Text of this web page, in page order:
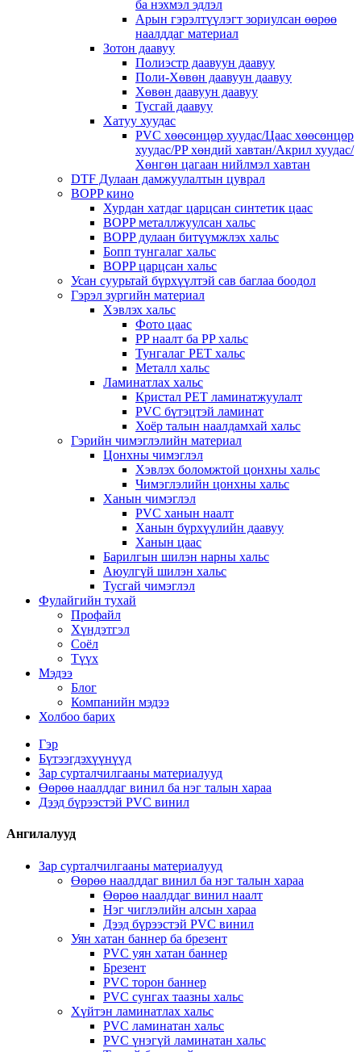
ба нэхмэл эдлэл
Арын гэрэлтүүлэгт зориулсан өөрөө
наалддаг материал
Зотон даавуу
Полиэстр даавуун даавуу
Поли-Хөвөн даавуун даавуу
Хөвөн даавуун даавуу
Тусгай даавуу
Хатуу хуудас
PVC хөөсөнцөр хуудас/Цаас хөөсөнцөр
хуудас/PP хөндий хавтан/Акрил хуудас/
Хөнгөн цагаан нийлмэл хавтан
DTF Дулаан дамжуулалтын цуврал
BOPP кино
Хурдан хатдаг царцсан синтетик цаас
BOPP металлжуулсан хальс
BOPP дулаан битүүмжлэх хальс
Бопп тунгалаг хальс
BOPP царцсан хальс
Усан суурьтай бүрхүүлтэй сав баглаа боодол
Гэрэл зургийн материал
Хэвлэх хальс
Фото цаас
PP наалт ба PP хальс
Тунгалаг PET хальс
Металл хальс
Ламинатлах хальс
Кристал PET ламинатжуулалт
PVC бүтэцтэй ламинат
Хоёр талын наалдамхай хальс
Гэрийн чимэглэлийн материал
Цонхны чимэглэл
Хэвлэх боломжтой цонхны хальс
Чимэглэлийн цонхны хальс
Ханын чимэглэл
PVC ханын наалт
Ханын бүрхүүлийн даавуу
Ханын цаас
Барилгын шилэн нарны хальс
Аюулгүй шилэн хальс
Тусгай чимэглэл
Фулайгийн тухай
Профайл
Хүндэтгэл
Соёл
Түүх
Мэдээ
Блог
Компанийн мэдээ
Холбоо барих
Гэр
Бүтээгдэхүүнүүд
Зар сурталчилгааны материалууд
Өөрөө наалддаг винил ба нэг талын хараа
Дээд бүрээстэй PVC винил
Ангилалууд
Зар сурталчилгааны материалууд
Өөрөө наалддаг винил ба нэг талын хараа
Өөрөө наалддаг винил наалт
Нэг чиглэлийн алсын хараа
Дээд бүрээстэй PVC винил
Уян хатан баннер ба брезент
PVC уян хатан баннер
Брезент
PVC торон баннер
PVC сунгах таазны хальс
Хүйтэн ламинатлах хальс
PVC ламинатан хальс
PVC үнэгүй ламинатан хальс